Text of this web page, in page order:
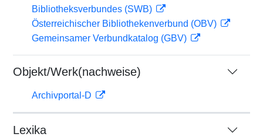
Bibliotheksverbundes (SWB)
Österreichischer Bibliothekenverbund (OBV)
Gemeinsamer Verbundkatalog (GBV)
Objekt/Werk(nachweise)
Archivportal-D
Lexika